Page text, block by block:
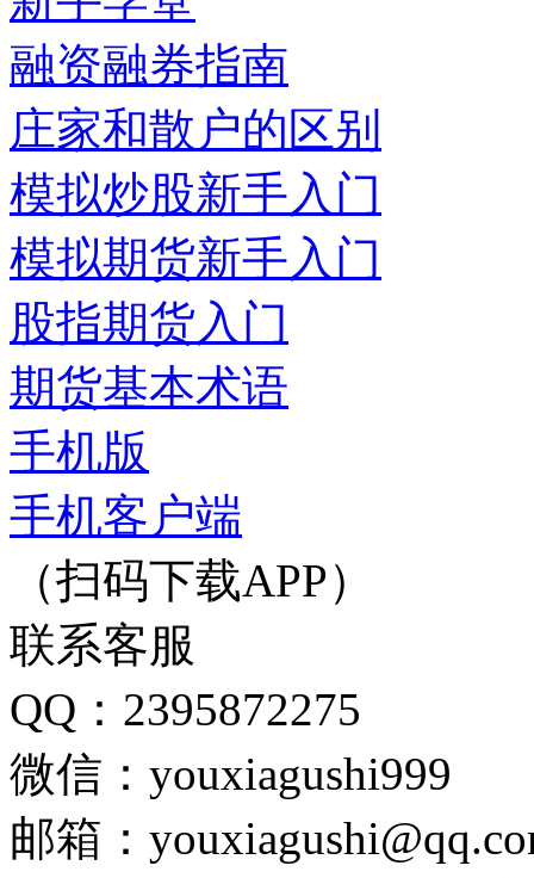
融资融券指南
庄家和散户的区别
模拟炒股新手入门
模拟期货新手入门
股指期货入门
期货基本术语
手机版
手机客户端
（扫码下载APP）
联系客服
QQ：2395872275
微信：youxiagushi999
邮箱：